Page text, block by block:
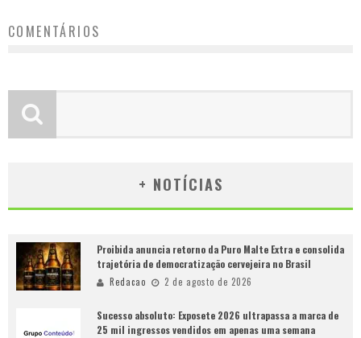
COMENTÁRIOS
+ NOTÍCIAS
Proibida anuncia retorno da Puro Malte Extra e consolida
trajetória de democratização cervejeira no Brasil
Redacao 2 de agosto de 2026
Sucesso absoluto: Exposete 2026 ultrapassa a marca de
25 mil ingressos vendidos em apenas uma semana